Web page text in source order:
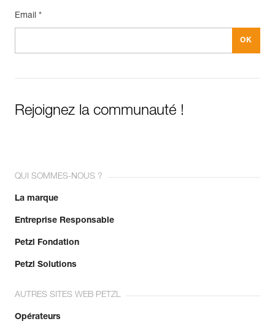
Email *
Rejoignez la communauté !
QUI SOMMES-NOUS ?
La marque
Entreprise Responsable
Petzl Fondation
Petzl Solutions
AUTRES SITES WEB PETZL
Opérateurs